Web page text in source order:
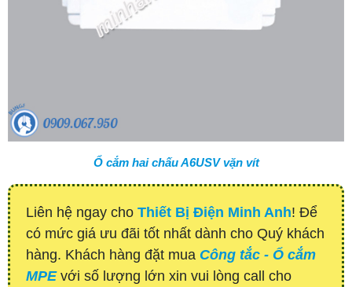
Ổ cắm hai chấu A6USV vặn vít
Liên hệ ngay cho Thiết Bị Điện Minh Anh! Để
có mức giá ưu đãi tốt nhất dành cho Quý khách
hàng. Khách hàng đặt mua Công tắc - Ổ cắm
MPEvới số lượng lớn xin vui lòng call cho